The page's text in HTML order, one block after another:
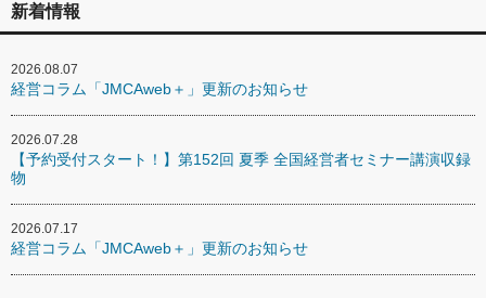
新着情報
2026.08.07
経営コラム「JMCAweb＋」更新のお知らせ
2026.07.28
【予約受付スタート！】第152回 夏季 全国経営者セミナー講演収録
物
2026.07.17
経営コラム「JMCAweb＋」更新のお知らせ